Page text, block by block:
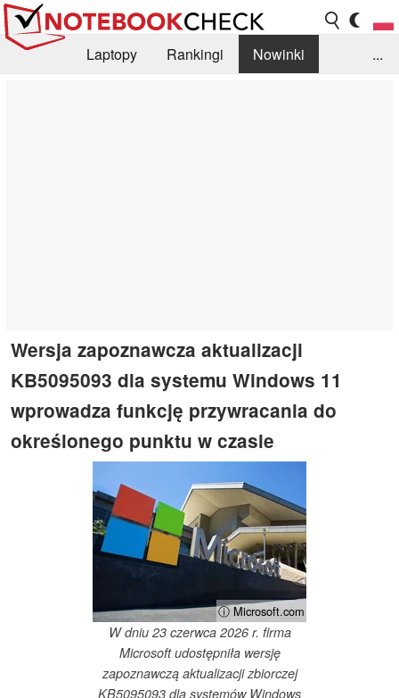
Laptopy Rankingi
Nowinki
...
Wersja zapoznawcza aktualizacji
KB5095093 dla systemu Windows 11
wprowadza funkcję przywracania do
określonego punktu w czasie
ⓘ Microsoft.com
W dniu 23 czerwca 2026 r. firma
Microsoft udostępniła wersję
zapoznawczą aktualizacji zbiorczej
KB5095093 dla systemów Windows